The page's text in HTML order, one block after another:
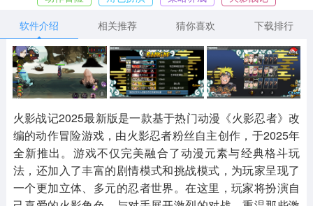
音乐舞蹈
269款应用
2716款应用
515款应用
其他
1654款应用
游戏助手
515款应用
MOD游戏
1056款应用
软件介绍
相关推荐 猜你喜欢 下载排行
火影战记2025最新版是一款基于热门动漫《火影忍者》改
编的动作冒险游戏，由火影忍者粉丝自主创作，于2025年
全新推出。游戏不仅完美融合了动漫元素与经典格斗玩
法，还加入了丰富的剧情模式和挑战模式，为玩家呈现了
一个更加立体、多元的忍者世界。在这里，玩家将扮演自